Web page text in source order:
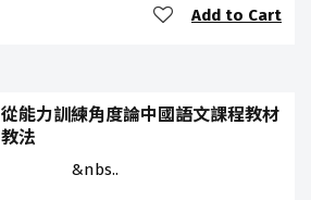
Add to Cart
從能力訓練角度論中國語文課程教材
教法
&nbs..